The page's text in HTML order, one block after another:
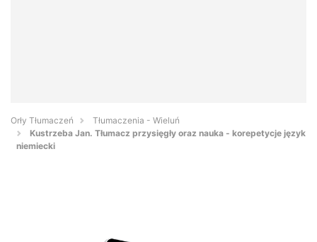
Orły Tłumaczeń
Tłumaczenia - Wieluń
Kustrzeba Jan. Tłumacz przysięgły oraz nauka - korepetycje język
niemiecki